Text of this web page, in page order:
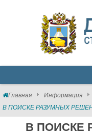
Главная Информация
В ПОИСКЕ РАЗУМНЫХ
В ПОИСКЕ